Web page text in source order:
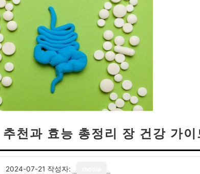
천과 효능 총정리 장 건강 가이
2024-07-21 작성자: